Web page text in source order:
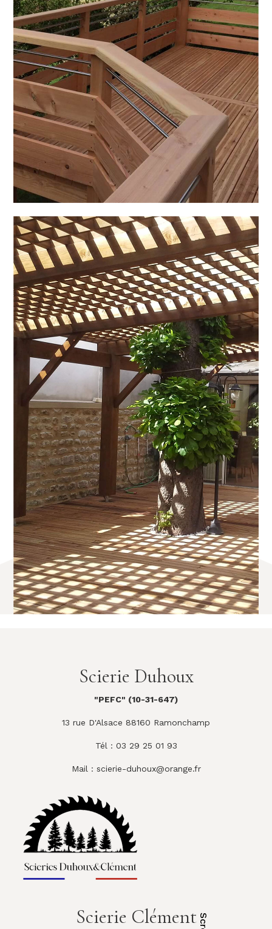
Scierie Duhoux
"PEFC" (10-31-647)
13 rue D'Alsace 88160 Ramonchamp
Tél : 03 29 25 01 93
Mail : scierie-duhoux@orange.fr
Scierie Clément